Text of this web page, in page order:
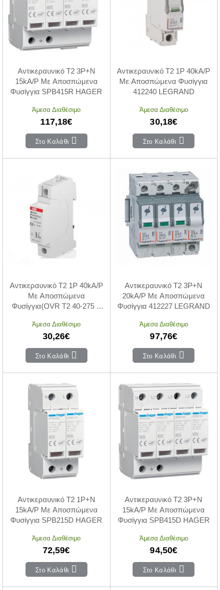
Αντικεραυνικό T2 3P+N
15kA/P Με Αποσπώμενα
Φυσίγγια SPB415R HAGER
Άμεσα Διαθέσιμο
117,18€
Στο Καλάθι
Αντικεραυνικό Τ2 1P 40kA/P
Με Αποσπώμενα Φυσίγγια
412240 LEGRAND
Άμεσα Διαθέσιμο
30,18€
Στο Καλάθι
Αντικεραυνικό T2 1P 40kA/P
Με Αποσπώμενα
Φυσίγγια(OVR T2 40-275 P
Άμεσα Διαθέσιμο
30,26€
Στο Καλάθι
Αντικεραυνικό Τ2 3P+Ν
20kA/P Με Αποσπώμενα
Φυσίγγια 412227 LEGRAND
Άμεσα Διαθέσιμο
97,76€
Στο Καλάθι
Αντικεραυνικό T2 1P+N
15kA/P Με Αποσπώμενα
Φυσίγγια SPB215D HAGER
Άμεσα Διαθέσιμο
72,59€
Στο Καλάθι
Αντικεραυνικό T2 3P+N
15kA/P Με Αποσπώμενα
Φυσίγγια SPB415D HAGER
Άμεσα Διαθέσιμο
94,50€
Στο Καλάθι